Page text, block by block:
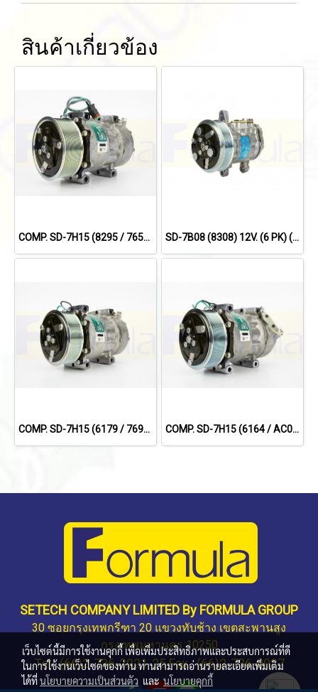
สินค้าเกี่ยวข้อง
COMP. SD-7H15 (8295 / 7655) (10PV) FOR SCANIA'09 24V. SD-7B08 (8308) 12V. (6 PK) (134a) SANDEN.
COMP. SD-7H15 (6179 / 7694) FOR SCANIA 114,124,144 '09 (8PK) 24V. COMP. SD-7H15 (6164 / AC001H) SCANIA TRUCK (หน้าแปลนเอียง) (8PK) 24V.
SETECH COMPANY LIMITED By FORMULA GROUP
30 ซอยกรุงเทพกรีฑา 20 แขวงทับช้าง เขตสะพานสูง
กรุงเทพมหานคร 10250
Tel : (66)2-736-2021-25 Fax : (66)2-736-0027
เว็บไซต์นี้มีการใช้งานคุกกี้ เพื่อเพิ่มประสิทธิภาพและประสบการณ์ที่ดี
ในการใช้งานเว็บไซต์ของท่าน ท่านสามารถอ่านรายละเอียดเพิ่มเติม
ได้ที่นโยบายความเป็นส่วนตัว และนโยบายคุกกี้